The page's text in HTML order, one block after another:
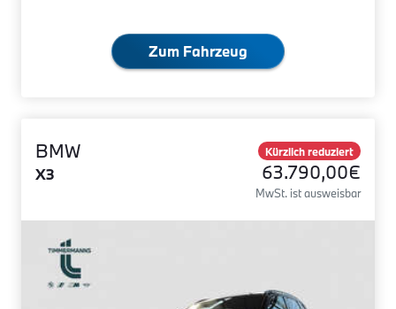
Zum Fahrzeug
BMW
X3
Kürzlich reduziert
63.790,00€
MwSt. ist ausweisbar